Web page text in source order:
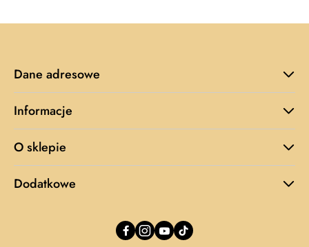
Dane adresowe
Informacje
O sklepie
Dodatkowe